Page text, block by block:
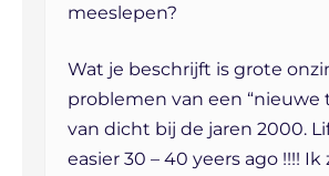
meeslepen?
Wat je beschrijft is grote
problemen van een “nieuwe
van dicht bij de jaren 2000.
easier 30 – 40 yeers ago !!!! Ik